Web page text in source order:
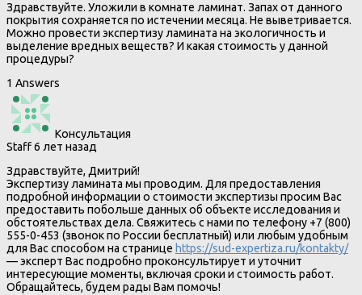
Здравствуйте. Уложили в комнате ламинат. Запах от данного
покрытия сохраняется по истечении месяца. Не выветривается.
Можно провести экспертизу ламината на экологичность и
выделение вредных веществ? И какая стоимость у данной
процедуры?
1 Answers
Консультация
Staff6 лет назад
Здравствуйте, Дмитрий!
Экспертизу ламината мы проводим. Для предоставления
подробной информации о стоимости экспертизы просим Вас
предоставить побольше данных об объекте исследования и
обстоятельствах дела. Свяжитесь с нами по телефону +7 (800)
555-0-453 (звонок по России бесплатный) или любым удобным
для Вас способом на странице https://sud-expertiza.ru/kontakty/
— эксперт Вас подробно проконсультирует и уточнит
интересующие моменты, включая сроки и стоимость работ.
Обращайтесь, будем рады Вам помочь!